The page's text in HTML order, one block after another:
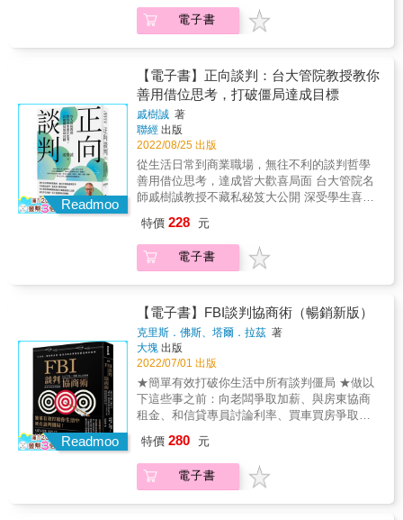
少。如果你想成為一位出色、甚至是優秀的談
判者，請閱讀這本書！我向每個人推薦它，而
且自從我的女兒們學會說話起，我就一直向她
情了！這是一本既有趣又充滿實用訊息的好
書！」──Judson Somerville MD review
rank&「這本書讓談判這門學問變得基本易懂且
可以融入日常生活。我們經常進行談判，無論
是決定晚餐去哪裡、爭取商店的折扣還是爭取
加薪。其中的關鍵要點是：盡力理解對方想要
什麼，讓對方投入談判過程並將其個人化。整
體來說，這是一本很棒的書。」──匿名讀者
的思維框架中的人，無論你的信念如何根深柢
固，這本書都能讓你打開眼界，幫助你獲得比
以往更大的成就。它不僅教導了我們，在看似
刻在石頭上的事情中，當你弄清對方真正想要
新審視自己能為談判帶來什麼。每個人都應該
擁有這本書，以便不斷參考。」──Claudia
Strasbaugh
下來的每一分錢都是淨利 ◆ 談判是機器無法取
代的關鍵能力 ◆ 談判讓你重新找回對生活的控
制權 ▍利用PARTS談判思維幫助你拆解、解決
與、有決定權的又是誰 ◆ A（談判籌碼）│參
與談判能帶來什麼價值、離開談判又有什麼損
失 ◆ R（規則） &│談判依循什麼規則、規
則由誰決定、規則是否能改變 ◆ T（戰
術） &│想要改變結果，得改變事實或是改
變認知 ◆ S（議題） &│議題多元才更有機
會達成雙贏 ▍PARTS思維不僅能在談判時派上
用場，也同樣可以運用在生活上的各種疑難雜
好！ &
或是人際相處上， 用彈性靈活的方式運用談判
理論，就能創造令人驚訝的理想結果！ 戚樹誠
入，指引何謂正向談判！ 《正向談判》從談判
策略與技巧、影響談判的個人因素到情境態
勢，將協商談判從一種「談判術」、「對立」
的層次，提升至「價值創造」、「互利共容」
的境界，並帶你成為一位真誠領導者。 ▍【善
用互惠原則，得到你應得的餅】 設定好底線，
在對方讓步時也做出相對應的回應，進而達成
交易。 ▍【一起把餅做大，你好我好大家都
好】 不要放棄整合的機會，善用權宜合約打破
僵局。 ▍【自己談不來，就尋求幫助】 找代理
方。 ▍【按捺不住心中怒火，請一定要穩定情
緒】 不要讓生氣的談判對手得逞，將對方的攻
擊目標轉移，化解一觸即發的戰況。 ● 「談判
場實例，讓讀者身歷其境所述的理論與知識。
● 淺顯易懂且系統性地介紹談判基本觀念，釐
清談判的概念，不被話術所迷惑。 ● 寫給最具
人情味的台灣人，不是要咄咄逼人，而是有創
意的協商。 ◤本書適用於所有人，談判新手也
不用害怕。學會談判技巧、能夠說服他人並獲
取所需，在與人溝通上將更有自信與把握。◢
電子書
Readmoo
【電子書】正向談判：台大管院教授教你
善用借位思考，打破僵局達成目標
戚樹誠 著
聯經 出版
2022/08/25 出版
從生活日常到商業職場，無往不利的談判哲學
善用借位思考，達成皆大歡喜局面 台大管院名
師戚樹誠教授不藏私秘笈大公開 深受學生喜
我日常之間。 不論在職場開口加薪、買賣議價
或是人際相處上， 用彈性靈活的方式運用談判
理論，就能創造令人驚訝的理想結果！ 戚樹誠
入，指引何謂正向談判！ 《正向談判》從談判
策略與技巧、影響談判的個人因素到情境態
勢，將協商談判從一種「談判術」、「對立」
的層次，提升至「價值創造」、「互利共容」
的境界，並帶你成為一位真誠領導者。 ▍【善
用互惠原則，得到你應得的餅】 設定好底線，
在對方讓步時也做出相對應的回應，進而達成
交易。 ▍【一起把餅做大，你好我好大家都
好】 不要放棄整合的機會，善用權宜合約打破
人必須確定雙方目標相同，充分溝通與信任對
方。 ▍【按捺不住心中怒火，請一定要穩定情
緒】 不要讓生氣的談判對手得逞，將對方的攻
特價 228 元
電子書
Readmoo
【電子書】FBI談判協商術（暢銷新版）
克里斯．佛斯、塔爾．拉茲 著
大塊 出版
2022/07/01 出版
★簡單有效打破你生活中所有談判僵局 ★做以
下這些事之前：向老闆爭取加薪、與房東協商
租金、和信貸專員討論利率、買車買房爭取折
&hellip;&hellip;一定要先看過本書，它將為你帶
來數百倍以上的回報。 ★熱銷全球，萬千讀者
親身實證有效的談判技巧 ★Amazon、華爾街
特價 280 元
電子書